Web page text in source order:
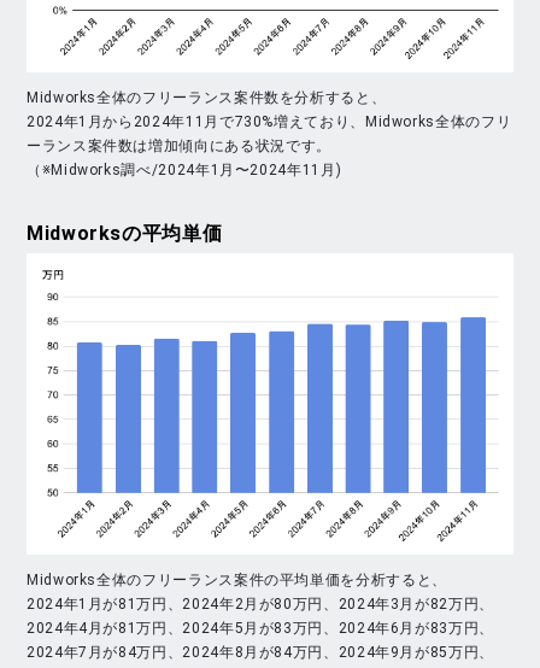
Midworks全体のフリーランス案件数を分析すると、
2024年1月から2024年11月で730%増えており、Midworks全体のフリ
ーランス案件数は増加傾向にある状況です。
（※Midworks調べ/2024年1月〜2024年11月)
Midworksの平均単価
Midworks全体のフリーランス案件の平均単価を分析すると、
2024年1月が81万円、2024年2月が80万円、2024年3月が82万円、
2024年4月が81万円、2024年5月が83万円、2024年6月が83万円、
2024年7月が84万円、2024年8月が84万円、2024年9月が85万円、